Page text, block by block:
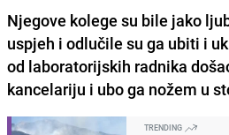
Njegove kolege su bile jako
uspjeh i odlučile su ga ubiti i
od laboratorijskih radnika
kancelariju i ubo ga nožem u
TRENDING